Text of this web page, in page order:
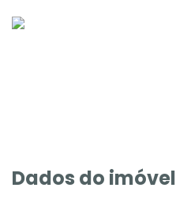
Dados do imóvel